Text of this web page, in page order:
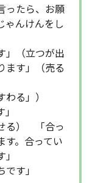
ったら、お願
ゃんけんをし
」（立つが出
ます」（売る
わる」）
る） 「合っ
す。合ってい
す」